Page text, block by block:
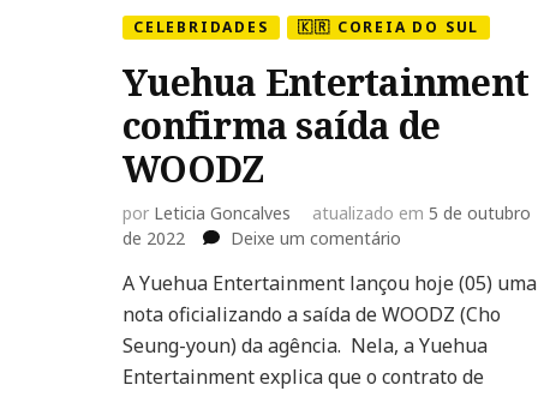
CELEBRIDADES 🇰🇷 COREIA DO SUL
Yuehua Entertainment
confirma saída de
WOODZ
por Leticia Goncalves atualizado em 5 de outubro
de 2022
Deixe um comentário
Entertainment
confirma
saída
WOODZ
A Yuehua Entertainment lançou hoje (05) uma
nota oficializando a saída de WOODZ (Cho
Seung-youn) da agência. Nela, a Yuehua
Entertainment explica que o contrato de